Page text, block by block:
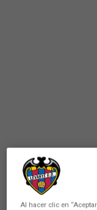
Al hacer clic en